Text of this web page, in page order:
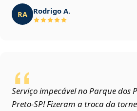
RA Rodrigo A.
Serviço impecável no Parque dos
Preto‑SP! Fizeram a troca da